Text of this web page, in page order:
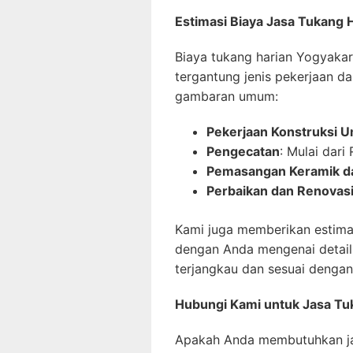
Estimasi Biaya Jasa Tukang
Biaya tukang harian
tergantung jenis pekerjaan
gambaran umum:
Pekerjaan Konstruksi
Pengecatan: Mulai dari
Pemasangan Keramik
Perbaikan dan Renovasi
Kami juga memberikan
dengan Anda mengenai
terjangkau dan sesuai
Hubungi Kami untuk Jasa
Apakah Anda membutuhkan